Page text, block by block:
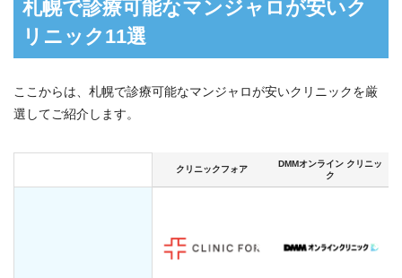
札幌で診療可能なマンジャロが安いク
リニック11選
ここからは、札幌で診療可能なマンジャロが安いクリニックを厳
選してご紹介します。
クリニックフォア
DMMオンライン クリニッ
ク